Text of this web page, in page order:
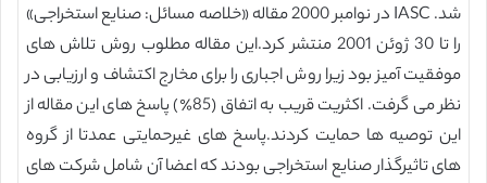
شد. IASC در نوامبر 2000 مقاله «خلاصه مسائل: صنایع استخراجی»
را تا 30 ژوئن 2001 منتشر کرد.این مقاله مطلوب روش تلاش های
موفقیت آمیز بود زیرا روش اجباری را برای مخارج اکتشاف و ارزیابی در
نظر می گرفت. اکثریت قریب به اتفاق (85٪) پاسخ های این مقاله از
این توصیه ها حمایت کردند.پاسخ های غیرحمایتی عمدتا از گروه
های تاثیرگذار صنایع استخراجی بودند که اعضا آن شامل شرکت های